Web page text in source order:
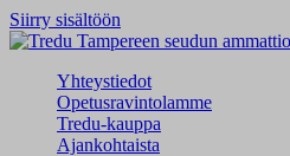
Siirry sisältöön
Yhteystiedot
Opetusravintolamme
Tredu-kauppa
Ajankohtaista